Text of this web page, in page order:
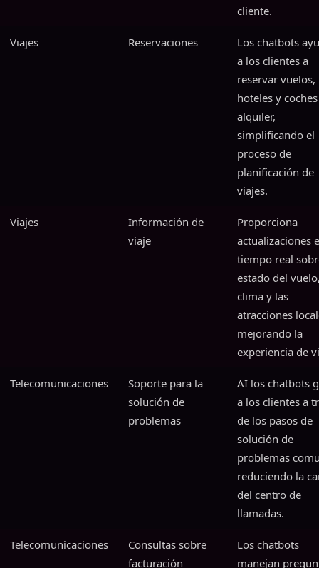
cliente.
Viajes Reservaciones
Los chatbots
a los clientes a
reservar vuelos,
hoteles y
alquiler,
simplificando el
proceso de
planificación de
viajes.
Viajes
Información de
viaje
Proporciona
actualizaciones
tiempo real
estado del
clima y las
atracciones
mejorando la
experiencia de
Telecomunicaciones
Soporte para la
solución de
problemas
AI los chatbots
a los clientes a
de los pasos de
solución de
problemas
reduciendo la
del centro de
llamadas.
Telecomunicaciones
Consultas sobre
facturación
Los chatbots
manejan